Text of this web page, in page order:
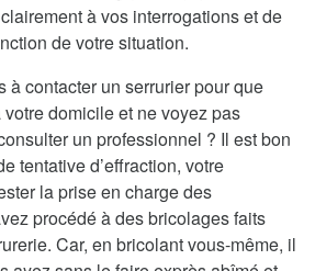
à vos interrogations et de
de votre situation.
à contacter un serrurier pour que
domicile et ne voyez pas
un professionnel ? Il est bon
tentative d’effraction, votre
la prise en charge des
procédé à des bricolages faits
Car, en bricolant vous-même, il